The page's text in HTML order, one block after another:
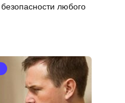
любого